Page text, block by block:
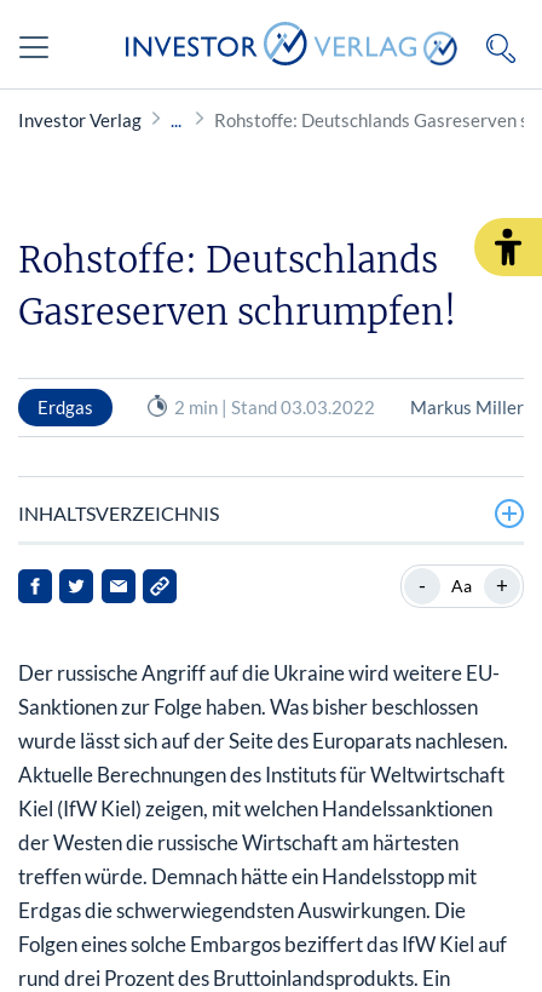
Investor Verlag Rohstoffe: Deutschlands Gasreserven
Rohstoffe: Deutschlands
Gasreserven schrumpfen!
Erdgas 2 min | Stand 03.03.2022 Markus Miller
INHALTSVERZEICHNIS
Droht ein weiterer Anstieg der Gaspreise?
- Aa +
Der russische Angriff auf die Ukraine wird weitere EU-
Sanktionen zur Folge haben. Was bisher beschlossen
wurde lässt sich auf der Seite des Europarats nachlesen.
Aktuelle Berechnungen des Instituts für Weltwirtschaft
Kiel (IfW Kiel) zeigen, mit welchen Handelssanktionen
der Westen die russische Wirtschaft am härtesten
treffen würde. Demnach hätte ein Handelsstopp mit
Erdgas die schwerwiegendsten Auswirkungen. Die
Folgen eines solche Embargos beziffert das IfW Kiel auf
rund drei Prozent des Bruttoinlandsprodukts. Ein